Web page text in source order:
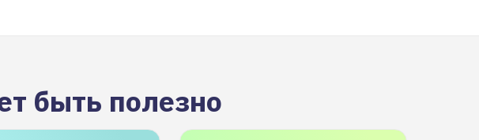
быть полезно